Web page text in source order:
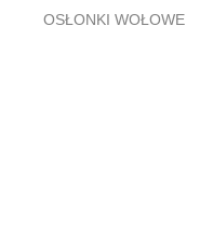
OSŁONKI WOŁOWE